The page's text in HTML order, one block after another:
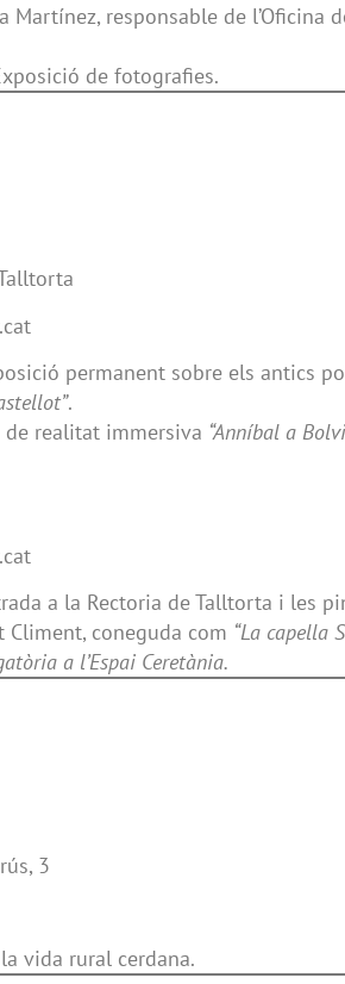
Martínez, responsable de l’Oficina
de fotografies.
permanent sobre els antics
.
de realitat immersiva “Anníbal a
a la Rectoria de Talltorta i les
Climent, coneguda com “La capella
a l’Espai Ceretània.
3
vida rural cerdana.